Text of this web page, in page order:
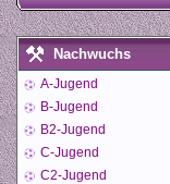
Nachwuchs
A-Jugend
B-Jugend
B2-Jugend
C-Jugend
C2-Jugend